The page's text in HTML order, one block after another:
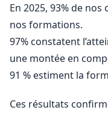
En 2025, 93% de
nos formations.
97% constatent
une montée en
91 % estiment la
Ces résultats